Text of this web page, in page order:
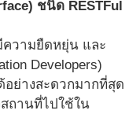
ชนิด RESTFul
ความยืดหยุ่น และ
Developers)
ย่างสะดวกมากที่สุด
ถานที่ไปใช้ใน